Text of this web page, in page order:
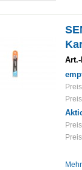
Art.-